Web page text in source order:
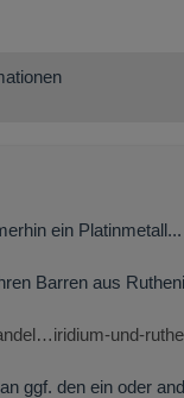
ein Platinmetall...
Barren aus
und-
ggf. den ein oder